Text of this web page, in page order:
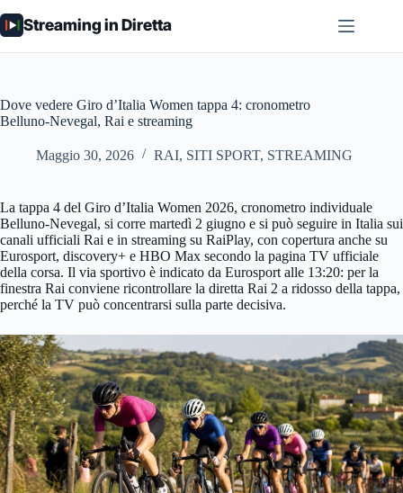
al
contenuto
Streaming in Diretta
Dove vedere Giro d’Italia Women tappa 4: cronometro
Belluno-Nevegal, Rai e streaming
Maggio 30, 2026 RAI, SITI SPORT, STREAMING
La tappa 4 del Giro d’Italia Women 2026, cronometro individuale
Belluno-Nevegal, si corre martedì 2 giugno e si può seguire in Italia sui
canali ufficiali Rai e in streaming su RaiPlay, con copertura anche su
Eurosport, discovery+ e HBO Max secondo la pagina TV ufficiale
della corsa. Il via sportivo è indicato da Eurosport alle 13:20: per la
finestra Rai conviene ricontrollare la diretta Rai 2 a ridosso della tappa,
perché la TV può concentrarsi sulla parte decisiva.